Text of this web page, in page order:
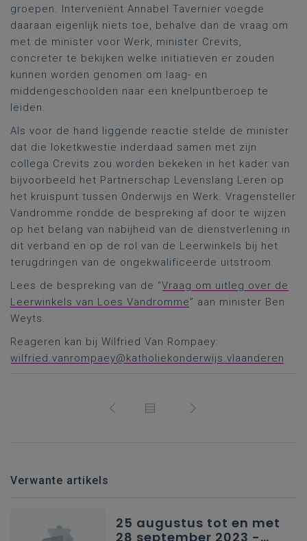
groepen. Interveniënt Annabel Tavernier voegde
daaraan eigenlijk niets toe, behalve dan de vraag om
met de minister voor Werk, minister Crevits,
concreter te bekijken welke initiatieven er zouden
kunnen worden genomen om laag- en
middengeschoolden naar een knelpuntberoep te
leiden.
Als voor de hand liggende reactie stelde de minister
dat die loketkwestie inderdaad samen met zijn
collega Crevits zou worden bekeken in het kader van
bijvoorbeeld het Partnerschap Levenslang Leren op
het kruispunt tussen Onderwijs en Werk. Vragensteller
Vandromme rondde de bespreking af door te wijzen
op het belang van nabijheid van de dienstverlening in
dit verband en op de rol van de Leerwinkels bij het
terugdringen van de ongekwalificeerde uitstroom.
Lees de bespreking van de “Vraag om uitleg over de
Leerwinkels van Loes Vandromme” aan minister Ben
Weyts.
Reageren kan bij Wilfried Van Rompaey:
wilfried.vanrompaey@katholiekonderwijs.vlaanderen
Verwante artikels
25 augustus tot en met
28 september 2023 -